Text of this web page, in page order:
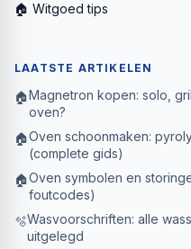
🏠 Witgoed tips
LAATSTE ARTIKELEN
🏠Magnetron kopen: solo,
oven?
🏠Oven schoonmaken:
(complete gids)
🏠Oven symbolen en
foutcodes)
🫧Wasvoorschriften: alle
uitgelegd